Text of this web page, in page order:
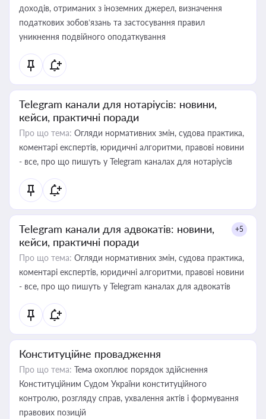
доходів, отриманих з іноземних джерел, визначення
податкових зобов’язань та застосування правил
уникнення подвійного оподаткування
Telegram канали для нотаріусів: новини,
кейси, практичні поради
Про що тема: Огляди нормативних змін, судова практика,
коментарі експертів, юридичні алгоритми, правові новини
- все, про що пишуть у Telegram каналах для нотаріусів
Telegram канали для адвокатів: новини,
кейси, практичні поради
+5
Про що тема: Огляди нормативних змін, судова практика,
коментарі експертів, юридичні алгоритми, правові новини
- все, про що пишуть у Telegram каналах для адвокатів
Конституційне провадження
Про що тема: Тема охоплює порядок здійснення
Конституційним Судом України конституційного
контролю, розгляду справ, ухвалення актів і формування
правових позицій